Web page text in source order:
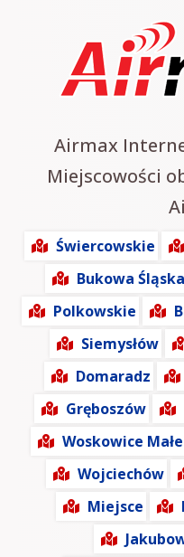
Airmax
Miejscowości
Świercowskie
Bukowa Śląska
Polkowskie
Siemysłów
Domaradz
Gręboszów
Woskowice Małe
Wojciechów
Miejsce